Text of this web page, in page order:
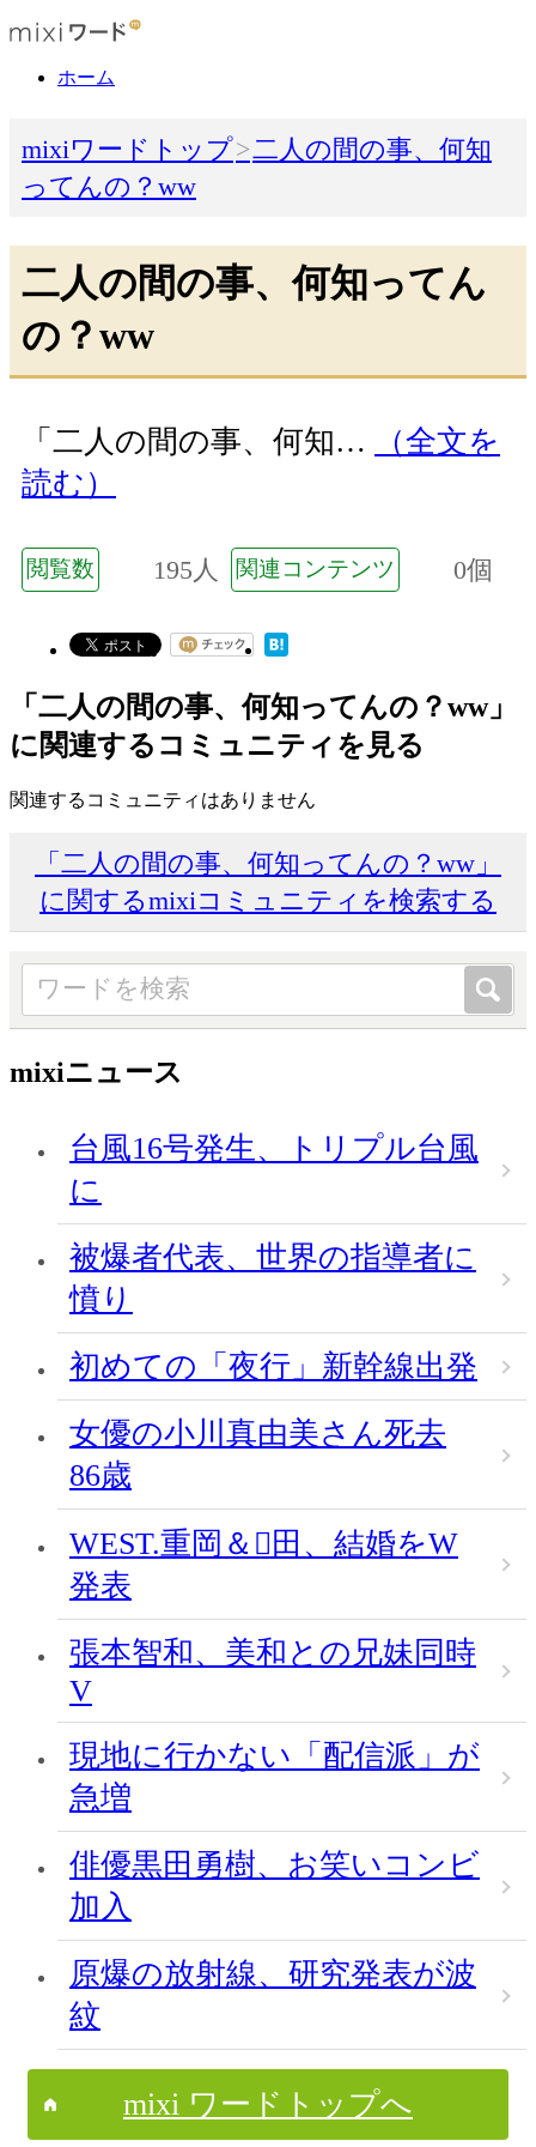
ホーム
mixiワードトップ
二人の間の事、何知
ってんの？ww
二人の間の事、何知ってん
の？ww
「二人の間の事、何知…
（全文を
読む）
閲覧数 195人 関連コンテンツ 0個
「二人の間の事、何知ってんの？ww」
に関連するコミュニティを見る
関連するコミュニティはありません
「二人の間の事、何知ってんの？ww」
に関するmixiコミュニティを検索する
mixiニュース
台風16号発生、トリプル台風
に
被爆者代表、世界の指導者に
憤り
初めての「夜行」新幹線出発
女優の小川真由美さん死去
86歳
WEST.重岡＆田、結婚をW
発表
張本智和、美和との兄妹同時
V
現地に行かない「配信派」が
急増
俳優黒田勇樹、お笑いコンビ
加入
原爆の放射線、研究発表が波
紋
mixi ワードトップへ